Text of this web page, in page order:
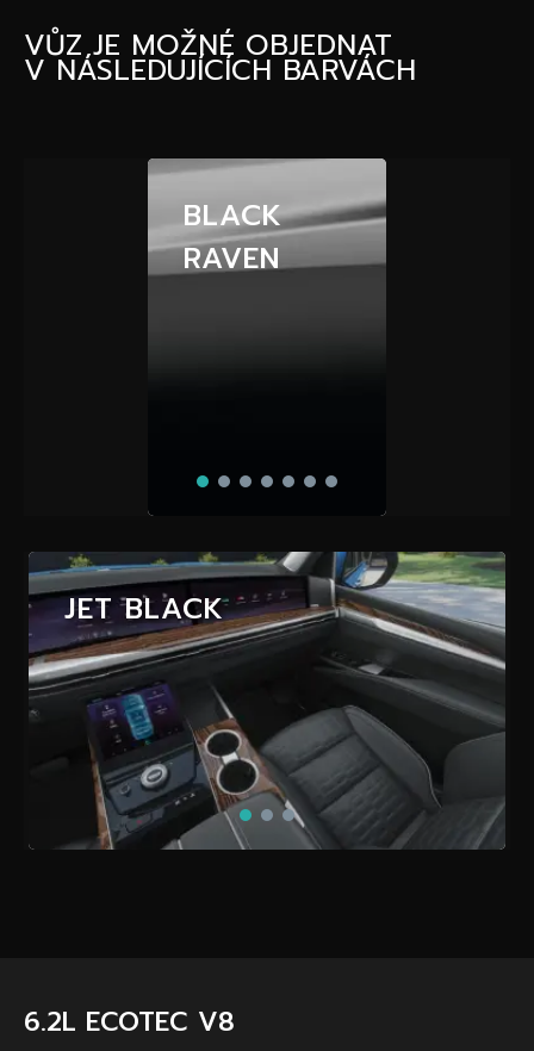
VŮZ JE MOŽNÉ OBJEDNAT
V NÁSLEDUJÍCÍCH BARVÁCH
BLACK
RAVEN
JET BLACK
6.2L ECOTEC V8